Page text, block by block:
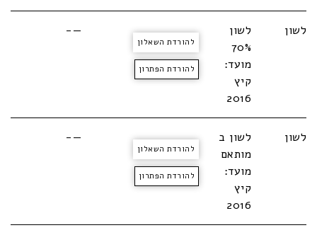
לשון
לשון
70%
מועד:
קיץ
2016
להורדת השאלון
להורדת הפתרון
—-
לשון
לשון ב
מותאם
מועד:
קיץ
2016
להורדת השאלון
להורדת הפתרון
—-